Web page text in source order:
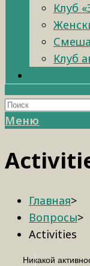
Клуб
Клуб
Меню
Главная>
Вопросы>
Activities
Никакой